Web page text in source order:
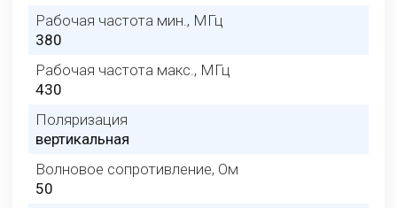
Рабочая частота мин., МГц
380
Рабочая частота макс., МГц
430
Поляризация
вертикальная
Волновое сопротивление, Ом
50